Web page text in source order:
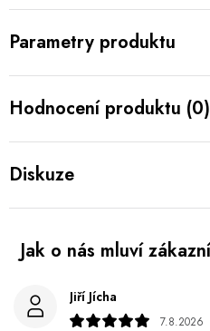
Parametry produktu
Hodnocení produktu (0)
Diskuze
Jiří Jícha
7.8.2026